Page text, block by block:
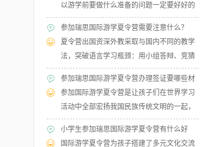
以游学前要做什么准备的问题一定要好好的
了解，据夏令营的老师介绍，孩子出游是一
参加瑞思国际游学夏令营需要注意什么？
夏令营出国资深外教采取与国内不同的教学
法，突破语言学习瓶颈：用小组答辩、竞猜
谜题、手工制作、角色扮演等不同课堂形
参加瑞思国际游学夏令营办理签证要哪些材
料？
参加国际游学夏令营是让孩子们在世界学习
活动中全部宏扬我国民族传统文明的一起，
添加学生对世界文明的了解，强化英语的运
小学生参加瑞思国际游学夏令营有什么好
处？
国际游学夏令营为孩子搭建了多元文化交流